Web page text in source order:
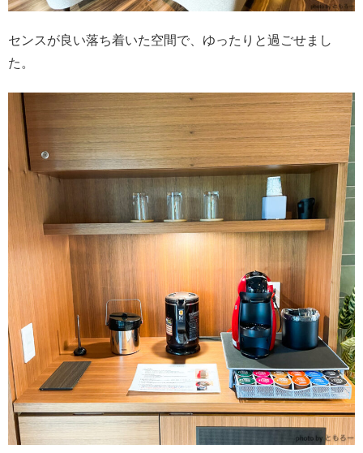
センスが良い落ち着いた空間で、ゆったりと過ごせまし
た。